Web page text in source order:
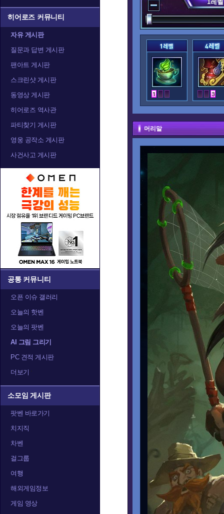
히어로즈 커뮤니티
자유 게시판
질문과 답변 게시판
팬아트 게시판
스크린샷 게시판
동영상 게시판
히어로즈 역사관
파티찾기 게시판
영웅 공작소 게시판
사건사고 게시판
공통 커뮤니티
오픈 이슈 갤러리
오늘의 핫벤
오늘의 팟벤
AI 그림 그리기
PC 견적 게시판
더보기
소모임 게시판
팟벤 바로가기
치지직
차벤
걸그룹
여행
해외게임정보
게임 영상
1레벨
머리말